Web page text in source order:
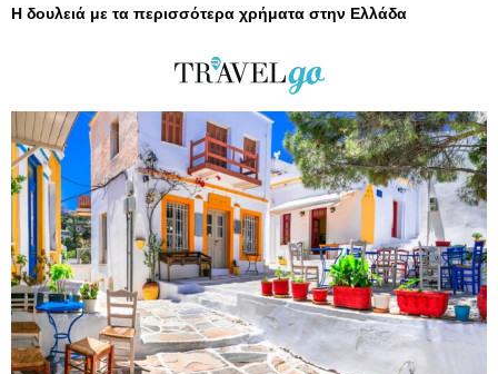
Η δουλειά με τα περισσότερα χρήματα στην Ελλάδα